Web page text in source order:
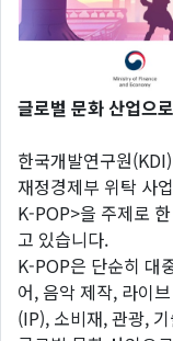
글로벌 문화 산업으
한국개발연구원
재정경제부 위탁 사
K-POP>을 주제로
고 있습니다.
K-POP은 단순히 대
어, 음악 제작, 라이
(IP), 소비재, 관광,